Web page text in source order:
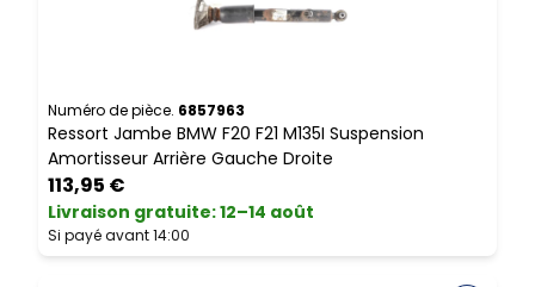
Numéro de pièce. 6857963
Ressort Jambe BMW F20 F21 M135I Suspension
Amortisseur Arrière Gauche Droite
113,95 €
Livraison gratuite:12–14 août
Si payé avant 14:00